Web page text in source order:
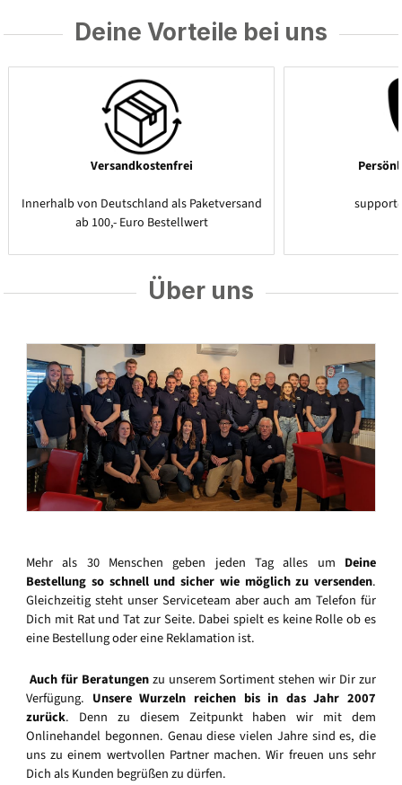
Deine Vorteile bei uns
Versandkostenfrei
Innerhalb von Deutschland als Paketversand
ab 100,- Euro Bestellwert
Über uns
Mehr als 30 Menschen geben jeden Tag alles um Deine
Bestellung so schnell und sicher wie möglich zu versenden.
Gleichzeitig steht unser Serviceteam aber auch am Telefon für
Dich mit Rat und Tat zur Seite. Dabei spielt es keine Rolle ob es
eine Bestellung oder eine Reklamation ist.
Auch für Beratungenzu unserem Sortiment stehen wir Dir zur
Verfügung. Unsere Wurzeln reichen bis in das Jahr 2007
zurück. Denn zu diesem Zeitpunkt haben wir mit dem
Onlinehandel begonnen. Genau diese vielen Jahre sind es, die
uns zu einem wertvollen Partner machen. Wir freuen uns sehr
Dich als Kunden begrüßen zu dürfen.